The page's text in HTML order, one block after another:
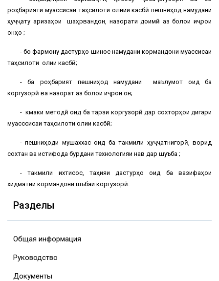
роҳбарияти муассисаи таҳсилоти олиии касбӣ пешниҳод намудани
ҳуҷҷату аризаҳои шаҳрвандон, назорати доимӣ аз болои иҷрои
онҳо ;
- бо фармону дастурҳо шинос намудани кормандони муассисаи
таҳсилоти олии касбӣ;
- ба роҳбарият пешниҳод намудани маълумот оид ба
коргузорӣ ва назорат аз болои иҷрои он;
- кӯмаки методӣ оид ба тарзи коргузорӣ дар сохторҳои дигари
муасссисаи таҳсилоти олии касбӣ;
- пешниҳоди мушаххас оид ба такмили ҳуҷҷатнигорӣ, ворид
сохтан ва истифода бурдани технологияи нав дар шуъба ;
- такмили ихтисос, таҳияи дастурҳо оид ба вазифаҳои
хидматии кормандони шӯъбаи коргузорӣ.
Разделы
Общая информация
Руководство
Документы